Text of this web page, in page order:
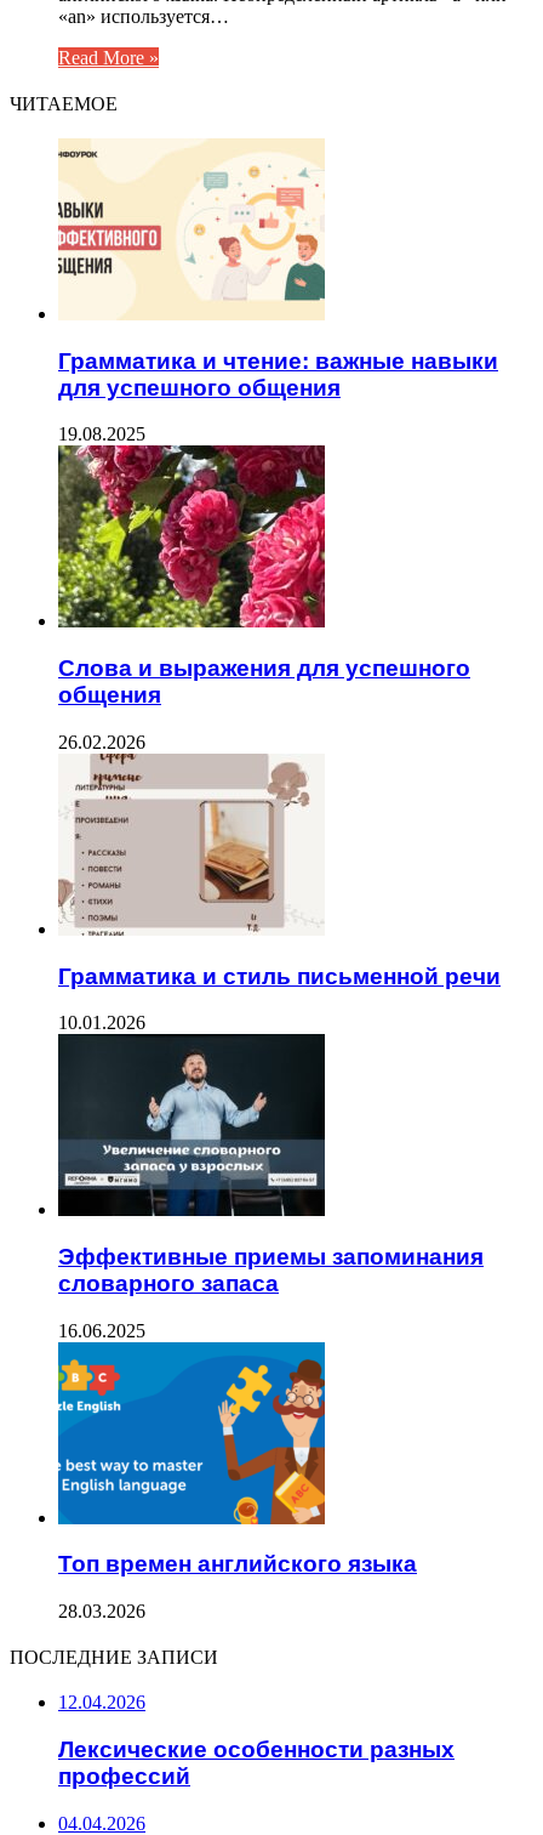
«an» используется…
Read More »
ЧИТАЕМОЕ
Грамматика и чтение: важные навыки
для успешного общения
19.08.2025
Слова и выражения для успешного
общения
26.02.2026
Грамматика и стиль письменной речи
10.01.2026
Эффективные приемы запоминания
словарного запаса
16.06.2025
Топ времен английского языка
28.03.2026
ПОСЛЕДНИЕ ЗАПИСИ
12.04.2026
Лексические особенности разных
профессий
04.04.2026